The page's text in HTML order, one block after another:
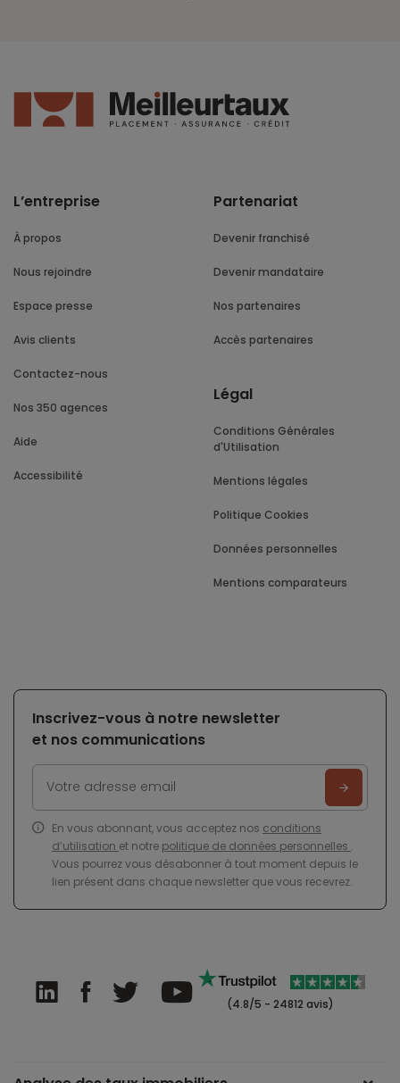
L’entreprise
À propos
Nous rejoindre
Espace presse
Avis clients
Contactez-nous
Nos 350 agences
Aide
Accessibilité
Partenariat
Devenir franchisé
Devenir mandataire
Nos partenaires
Accès partenaires
Légal
Conditions Générales
d'Utilisation
Mentions légales
Politique Cookies
Données personnelles
Mentions comparateurs
Inscrivez-vous à notre newsletter
et nos communications
En vous abonnant, vous acceptez nos conditions
d’utilisation et notre politique de données personnelles .
Vous pourrez vous désabonner à tout moment depuis le
lien présent dans chaque newsletter que vous recevrez.
(4.8/5 - 24812 avis)